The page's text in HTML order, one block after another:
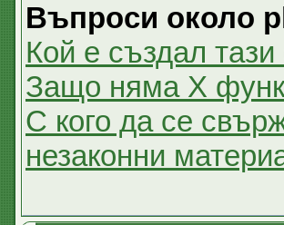
Въпроси около
Кой е създал
Защо няма X
С кого да се
незаконни